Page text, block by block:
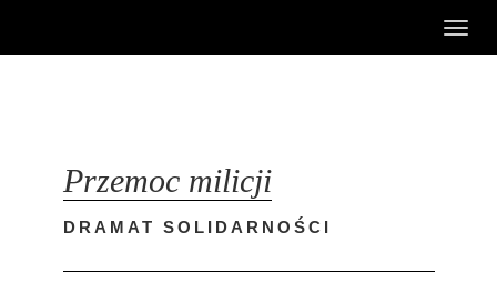
Przemoc milicji
DRAMAT SOLIDARNOŚCI